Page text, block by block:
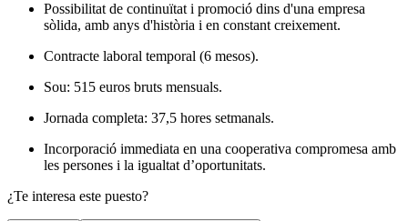
Possibilitat de continuïtat i promoció dins d'una empresa
sòlida, amb anys d'història i en constant creixement.
Contracte laboral temporal (6 mesos).
Sou: 515 euros bruts mensuals.
Jornada completa: 37,5 hores setmanals.
Incorporació immediata en una cooperativa compromesa amb
les persones i la igualtat d’oportunitats.
¿Te interesa este puesto?